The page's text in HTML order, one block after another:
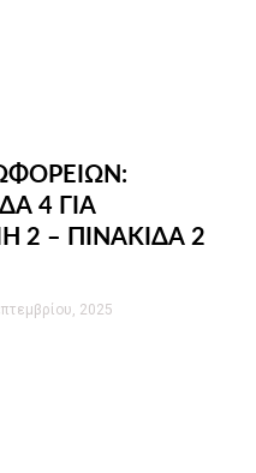
4 ΓΙΑ
2 – ΠΙΝΑΚΙΔΑ 2
2025